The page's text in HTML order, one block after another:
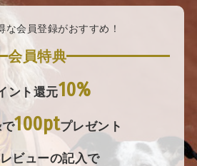
な会員登録がおすすめ！
会員特典
ント還元10%
100ptプレゼント
ビューの記入で